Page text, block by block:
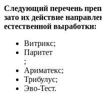
Следующий перечень
зато их действие
естественной выработки:
Витрикс;
Паритет
;
Ариматекс;
Трибулус;
Эво-Тест.